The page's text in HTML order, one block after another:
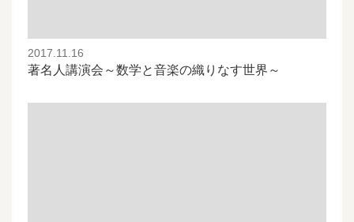
2017.11.16
著名人講演会～数学と音楽の織りなす世界～